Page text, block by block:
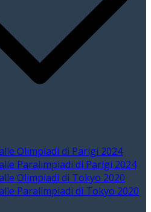
Olimpiadi di Parigi 2024
Paralimpiadi di Parigi 2024
Olimpiadi di Tokyo 2020
Paralimpiadi di Tokyo 2020